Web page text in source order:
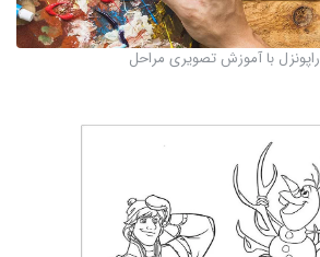
با آموزش تصویری مراحل